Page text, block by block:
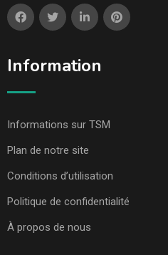
Information
Informations sur TSM
Plan de notre site
Conditions d’utilisation
Politique de confidentialité
À propos de nous